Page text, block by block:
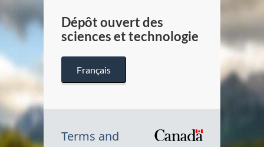
Dépôt ouvert des
sciences et technologie
Français
Terms and